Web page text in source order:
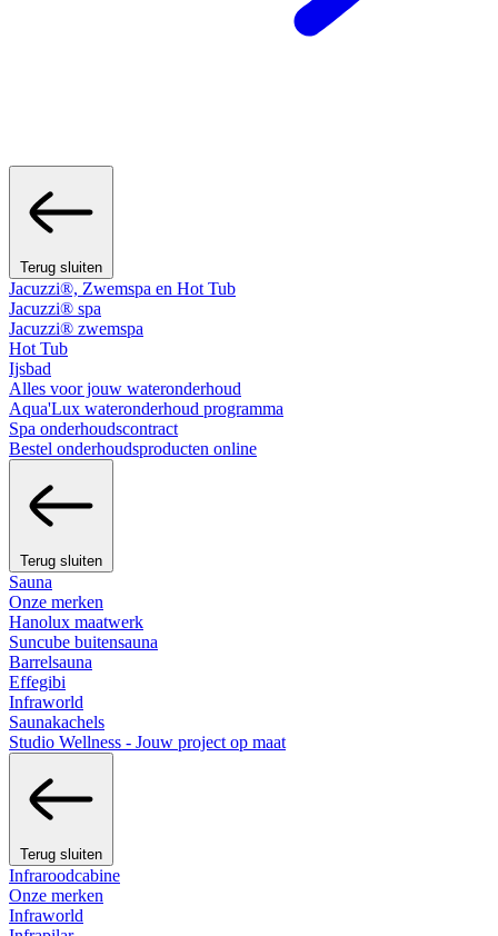
Terug sluiten
Jacuzzi®, Zwemspa en Hot Tub
Jacuzzi® spa
Jacuzzi® zwemspa
Hot Tub
Ijsbad
Alles voor jouw wateronderhoud
Aqua'Lux wateronderhoud programma
Spa onderhoudscontract
Bestel onderhoudsproducten online
Terug sluiten
Sauna
Onze merken
Hanolux maatwerk
Suncube buitensauna
Barrelsauna
Effegibi
Infraworld
Saunakachels
Studio Wellness - Jouw project op maat
Terug sluiten
Infraroodcabine
Onze merken
Infraworld